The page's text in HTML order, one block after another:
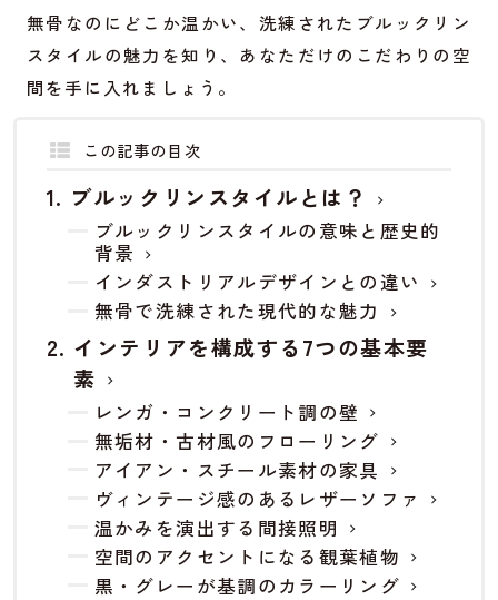
無骨なのにどこか温かい、洗練されたブルックリン
スタイルの魅力を知り、あなただけのこだわりの空
間を手に入れましょう。
この記事の目次
ブルックリンスタイルとは？
ブルックリンスタイルの意味と歴史的
背景
インダストリアルデザインとの違い
無骨で洗練された現代的な魅力
インテリアを構成する7つの基本要
素
レンガ・コンクリート調の壁
無垢材・古材風のフローリング
アイアン・スチール素材の家具
ヴィンテージ感のあるレザーソファ
温かみを演出する間接照明
空間のアクセントになる観葉植物
黒・グレーが基調のカラーリング